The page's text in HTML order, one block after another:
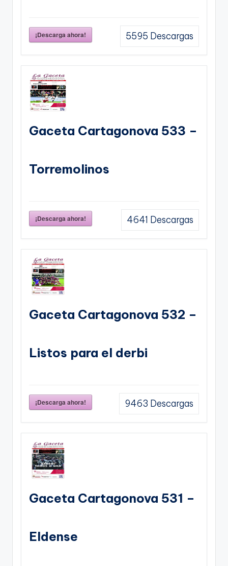
¡Descarga ahora! 5595 Descargas
Gaceta Cartagonova 533 –
Torremolinos
¡Descarga ahora! 4641 Descargas
Gaceta Cartagonova 532 –
Listos para el derbi
¡Descarga ahora! 9463 Descargas
Gaceta Cartagonova 531 –
Eldense